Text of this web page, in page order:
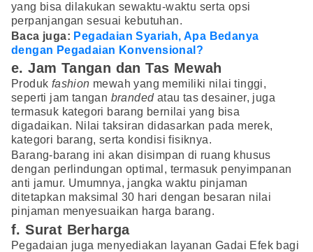
yang bisa dilakukan sewaktu-waktu serta opsi
perpanjangan sesuai kebutuhan.
Baca juga: Pegadaian Syariah, Apa Bedanya
dengan Pegadaian Konvensional?
e. Jam Tangan dan Tas Mewah
Produk fashion mewah yang memiliki nilai tinggi,
seperti jam tangan branded atau tas desainer, juga
termasuk kategori barang bernilai yang bisa
digadaikan. Nilai taksiran didasarkan pada merek,
kategori barang, serta kondisi fisiknya.
Barang-barang ini akan disimpan di ruang khusus
dengan perlindungan optimal, termasuk penyimpanan
anti jamur. Umumnya, jangka waktu pinjaman
ditetapkan maksimal 30 hari dengan besaran nilai
pinjaman menyesuaikan harga barang.
f. Surat Berharga
Pegadaian juga menyediakan layanan Gadai Efek bagi